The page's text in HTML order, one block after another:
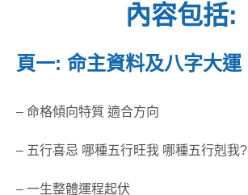
內容包括:
頁一: 命主資料及八字大運
– 命格傾向特質 適合方向
– 五行喜忌 哪種五行旺我 哪種五行剋我?
– 一生整體運程起伏